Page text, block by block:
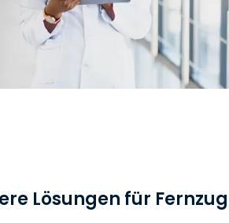
Shield (Anti-Betrug)
Alle Produkte
und Design
Buchhaltung
anzeigen
Nederlands
Português
繁體中文
Bahasa
Lösungen für